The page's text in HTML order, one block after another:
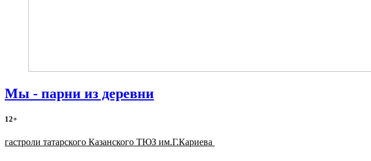
Мы - парни из деревни
12+
гастроли татарского Казанского ТЮЗ им.Г.Кариева